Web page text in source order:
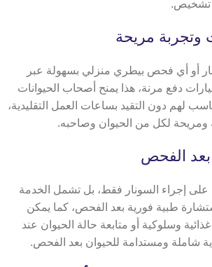
تشخيص.
أو أي فحص بيطري منزلي بسهولة عبر
دفع مرنة، هذا يمنح أصحاب الحيوانات
لهم دون التقيد بساعات العمل التقليدية،
ومريحة لكل من الحيوان وصاحبه.
لا يقتصر دور Petlivery على إجراء السونار فقط، بل تشمل الخدمة
طبية فورية بعد الفحص، كما يمكن
وسلوكية أو متابعة حالة الحيوان عند
شاملة ومستدامة للحيوان بعد الفحص.